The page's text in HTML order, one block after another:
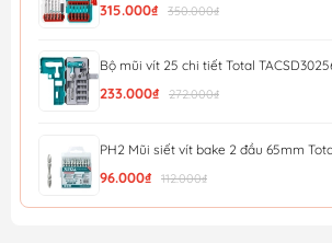
315.000₫ 350.000₫
Bộ mũi vít 25 chi tiết Total
233.000₫ 272.000₫
PH2 Mũi siết vít bake 2 đầu 65mm
96.000₫ 112.000₫